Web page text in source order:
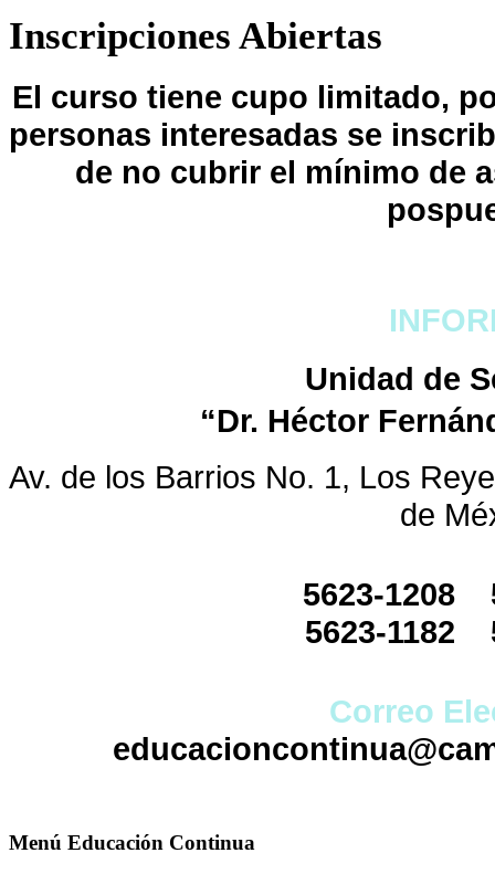
Inscripciones Abiertas
El curso tiene cupo limitado,
personas interesadas se
de no cubrir el mínimo de
Unidad de
“Dr. Héctor
Av. de los Barrios No. 1, Los
de
5623-1208
5623-1182
Correo
Menú Educación Continua